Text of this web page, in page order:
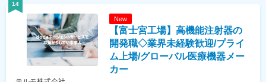
14
New
【富士宮工場】高機能注射器の
開発職◇業界未経験歓迎/プライ
ム上場/グローバル医療機器メー
カー